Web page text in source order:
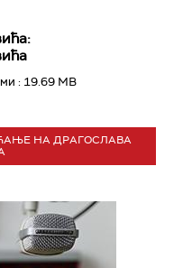
: 19.69 MB
НА ДРАГОСЛАВА